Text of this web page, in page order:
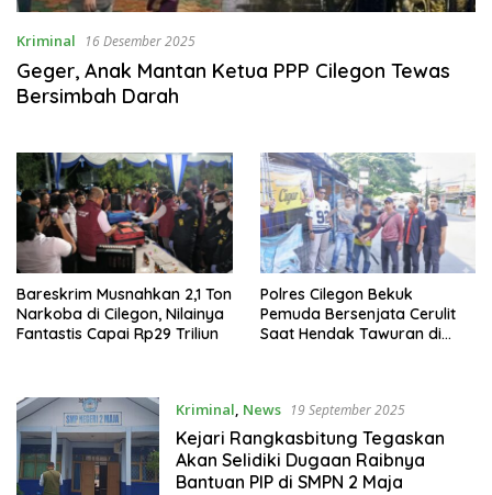
Kriminal 16 Desember 2025
Geger, Anak Mantan Ketua PPP Cilegon Tewas
Bersimbah Darah
Bareskrim Musnahkan 2,1 Ton
Narkoba di Cilegon, Nilainya
Fantastis Capai Rp29 Triliun
Polres Cilegon Bekuk
Pemuda Bersenjata Cerulit
Saat Hendak Tawuran di
Kriminal, News 19 September 2025
Kejari Rangkasbitung Tegaskan
Akan Selidiki Dugaan Raibnya
Bantuan PIP di SMPN 2 Maja